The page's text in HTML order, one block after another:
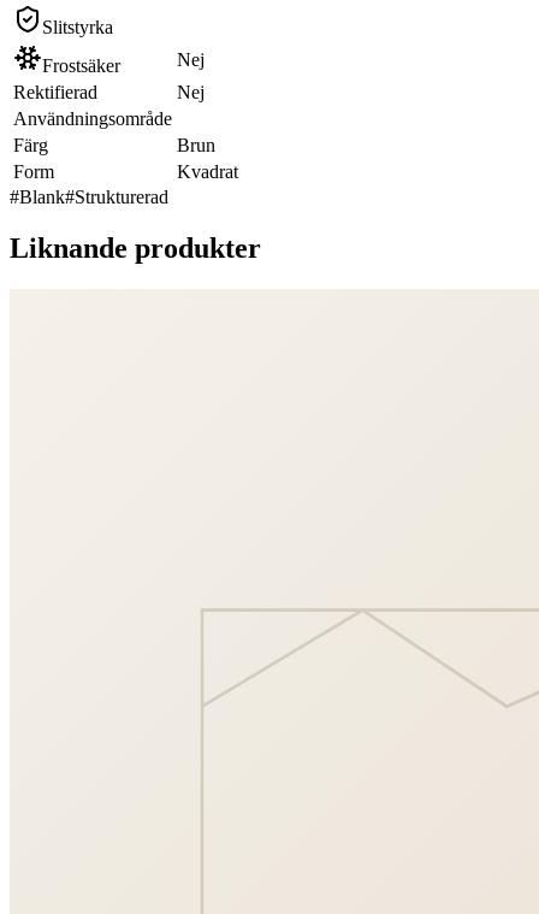
Slitstyrka
Frostsäker
Nej
Rektifierad
Nej
Användningsområde
Färg
Brun
Form
Kvadrat
#Blank#Strukturerad
Liknande produkter